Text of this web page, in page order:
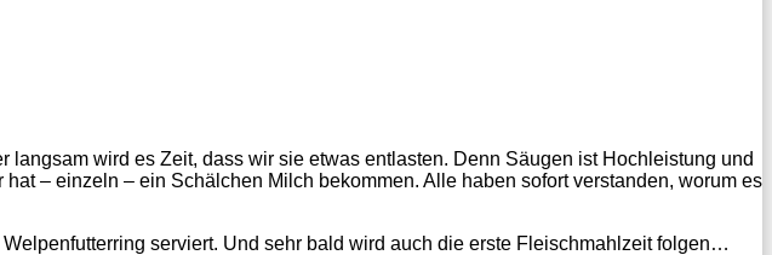
wird es Zeit, dass wir sie etwas entlasten. Denn Säugen ist Hochleistung und
– einzeln – ein Schälchen Milch bekommen. Alle haben sofort verstanden, worum es
serviert. Und sehr bald wird auch die erste Fleischmahlzeit folgen…